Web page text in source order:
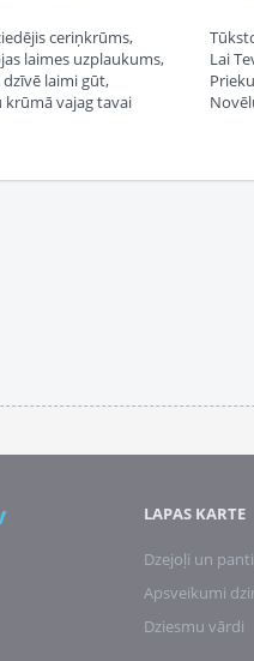
ceriņkrūms,
laimes uzplaukums,
dzīvē laimi gūt,
krūmā vajag tavai
Lai
LAPAS KARTE
Dzejoļi un
Apsveikumi
Dziesmu vārdi